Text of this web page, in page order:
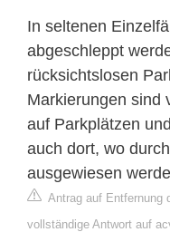
In seltenen
abgeschleppt
rücksichtslosen
Markierungen sind
auf Parkplätzen
auch dort, wo
ausgewiesen
Antrag auf Entfernung
vollständige Antwort auf